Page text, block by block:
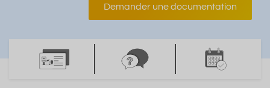
Demander une documentation